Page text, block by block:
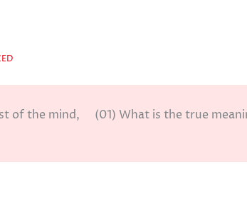
of the mind,
(01) What is the true